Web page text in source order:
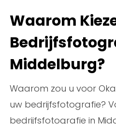
Waarom
Middelburg?
Waarom zou u voor
uw bedrijfsfotografie?
bedrijfsfotografie in